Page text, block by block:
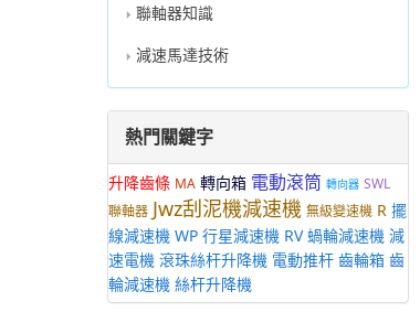
聯軸器知識
減速馬達技術
熱門關鍵字
升降齒條 MA 轉向箱 電動滾筒 轉向器 SWL
聯軸器 Jwz刮泥機減速機 無級變速機 R 擺
線減速機 WP 行星減速機 RV 蝸輪減速機 減
速電機 滾珠絲杆升降機 電動推杆 齒輪箱 齒
輪減速機 絲杆升降機